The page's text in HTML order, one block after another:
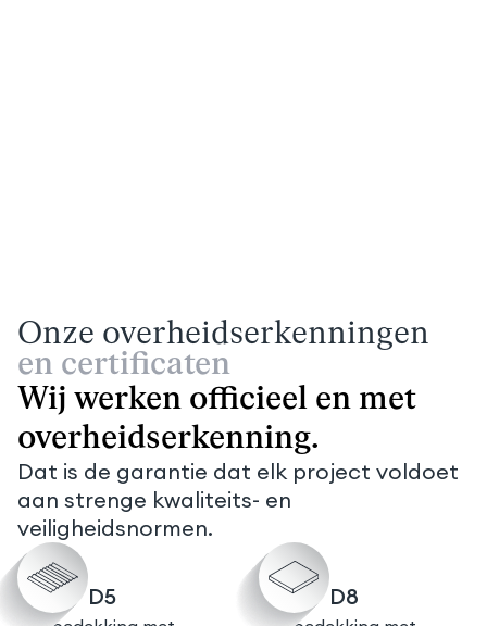
Onze overheidserkenningen
en certificaten
Wij werken officieel en met
overheidserkenning.
Dat is de garantie dat elk project voldoet
aan strenge kwaliteits- en
veiligheidsnormen.
D5 D8